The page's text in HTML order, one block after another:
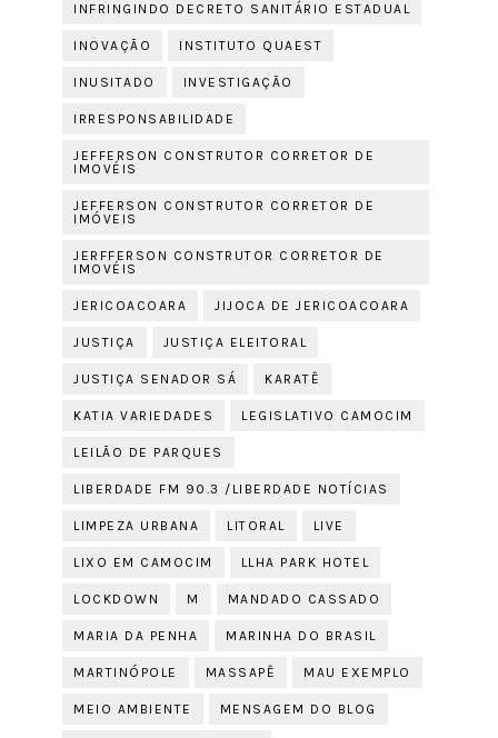
INFRINGINDO DECRETO SANITÁRIO ESTADUAL
INOVAÇÃO INSTITUTO QUAEST
INUSITADO INVESTIGAÇÃO
IRRESPONSABILIDADE
JEFFERSON CONSTRUTOR CORRETOR DE
IMOVÉIS
JEFFERSON CONSTRUTOR CORRETOR DE
IMÓVEIS
JERFFERSON CONSTRUTOR CORRETOR DE
IMOVÉIS
JERICOACOARA JIJOCA DE JERICOACOARA
JUSTIÇA JUSTIÇA ELEITORAL
JUSTIÇA SENADOR SÁ KARATÊ
KATIA VARIEDADES LEGISLATIVO CAMOCIM
LEILÃO DE PARQUES
LIBERDADE FM 90.3 /LIBERDADE NOTÍCIAS
LIMPEZA URBANA LITORAL LIVE
LIXO EM CAMOCIM LLHA PARK HOTEL
LOCKDOWN M MANDADO CASSADO
MARIA DA PENHA MARINHA DO BRASIL
MARTINÓPOLE MASSAPÊ MAU EXEMPLO
MEIO AMBIENTE MENSAGEM DO BLOG